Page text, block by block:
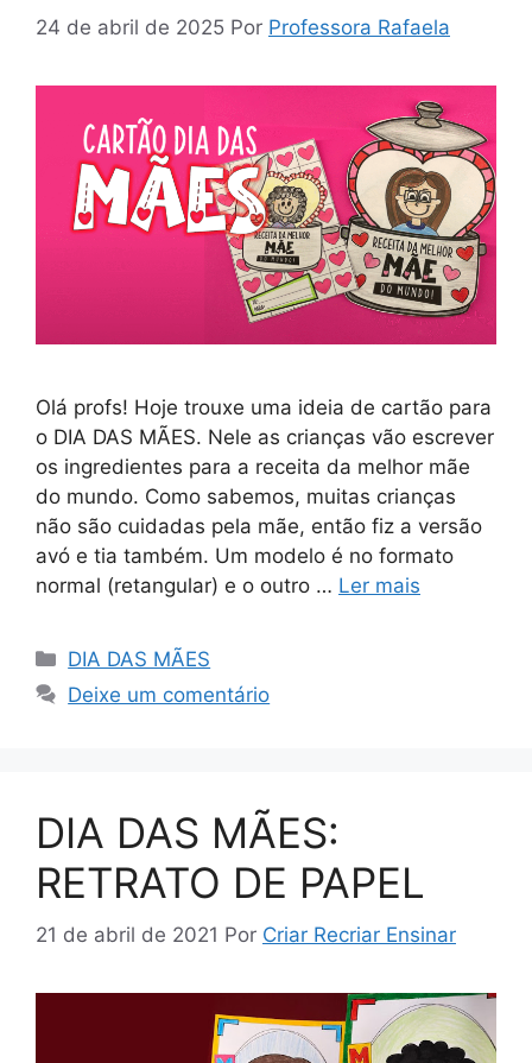
24 de abril de 2025 Por Professora Rafaela
Olá profs! Hoje trouxe uma ideia de cartão para
o DIA DAS MÃES. Nele as crianças vão escrever
os ingredientes para a receita da melhor mãe
do mundo. Como sabemos, muitas crianças
não são cuidadas pela mãe, então fiz a versão
avó e tia também. Um modelo é no formato
normal (retangular) e o outro … Ler mais
DIA DAS MÃES
Deixe um comentário
DIA DAS MÃES:
RETRATO DE PAPEL
21 de abril de 2021 Por Criar Recriar Ensinar